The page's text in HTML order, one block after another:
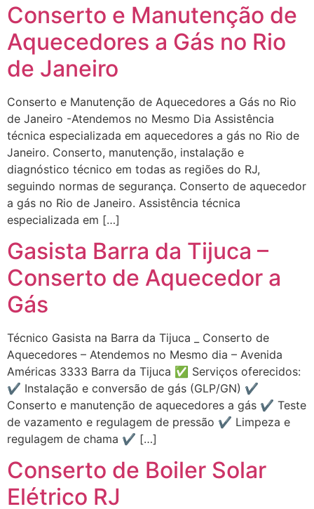
Conserto e Manutenção de
Aquecedores a Gás no Rio
de Janeiro
Conserto e Manutenção de Aquecedores a Gás no Rio
de Janeiro -Atendemos no Mesmo Dia Assistência
técnica especializada em aquecedores a gás no Rio de
Janeiro. Conserto, manutenção, instalação e
diagnóstico técnico em todas as regiões do RJ,
seguindo normas de segurança. Conserto de aquecedor
a gás no Rio de Janeiro. Assistência técnica
especializada em […]
Gasista Barra da Tijuca –
Conserto de Aquecedor a
Gás
Técnico Gasista na Barra da Tijuca _ Conserto de
Aquecedores – Atendemos no Mesmo dia – Avenida
Américas 3333 Barra da Tijuca ✅ Serviços oferecidos:
✔️ Instalação e conversão de gás (GLP/GN) ✔️
Conserto e manutenção de aquecedores a gás ✔️ Teste
de vazamento e regulagem de pressão ✔️ Limpeza e
regulagem de chama ✔️ […]
Conserto de Boiler Solar
Elétrico RJ